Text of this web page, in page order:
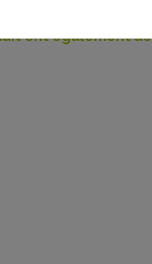
ont également